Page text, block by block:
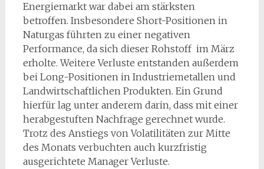
Energiemarkt war dabei am stärksten
betroffen. Insbesondere Short-Positionen in
Naturgas führten zu einer negativen
Performance, da sich dieser Rohstoff im März
erholte. Weitere Verluste entstanden außerdem
bei Long-Positionen in Industriemetallen und
Landwirtschaftlichen Produkten. Ein Grund
hierfür lag unter anderem darin, dass mit einer
herabgestuften Nachfrage gerechnet wurde.
Trotz des Anstiegs von Volatilitäten zur Mitte
des Monats verbuchten auch kurzfristig
ausgerichtete Manager Verluste.